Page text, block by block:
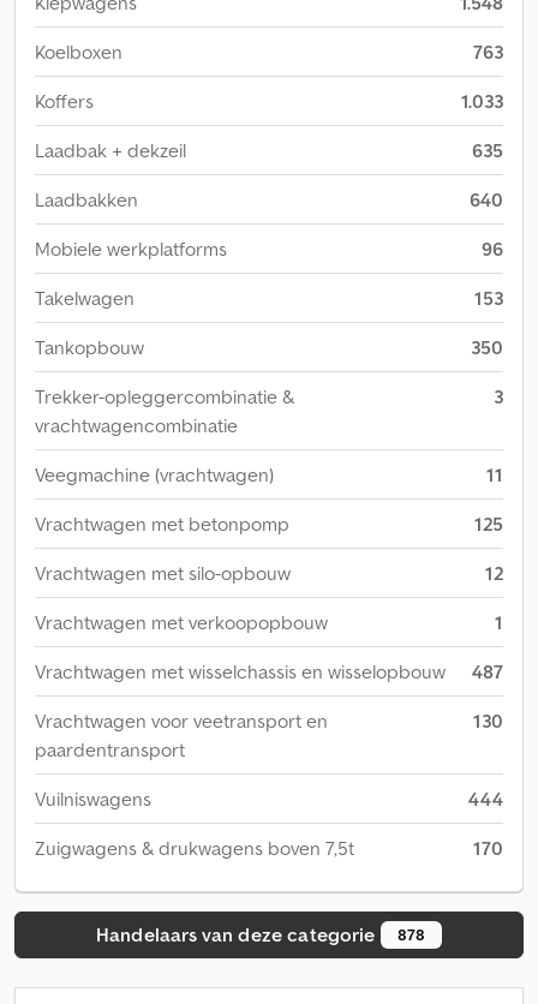
Koelboxen 763
Koffers 1.033
Laadbak + dekzeil 635
Laadbakken 640
Mobiele werkplatforms 96
Takelwagen 153
Tankopbouw 350
Trekker-opleggercombinatie &
vrachtwagencombinatie
3
Veegmachine (vrachtwagen) 11
Vrachtwagen met betonpomp 125
Vrachtwagen met silo-opbouw 12
Vrachtwagen met verkoopopbouw 1
Vrachtwagen met wisselchassis en wisselopbouw 487
Vrachtwagen voor veetransport en
paardentransport
130
Vuilniswagens 444
Zuigwagens & drukwagens boven 7,5t 170
Handelaars van deze categorie 878